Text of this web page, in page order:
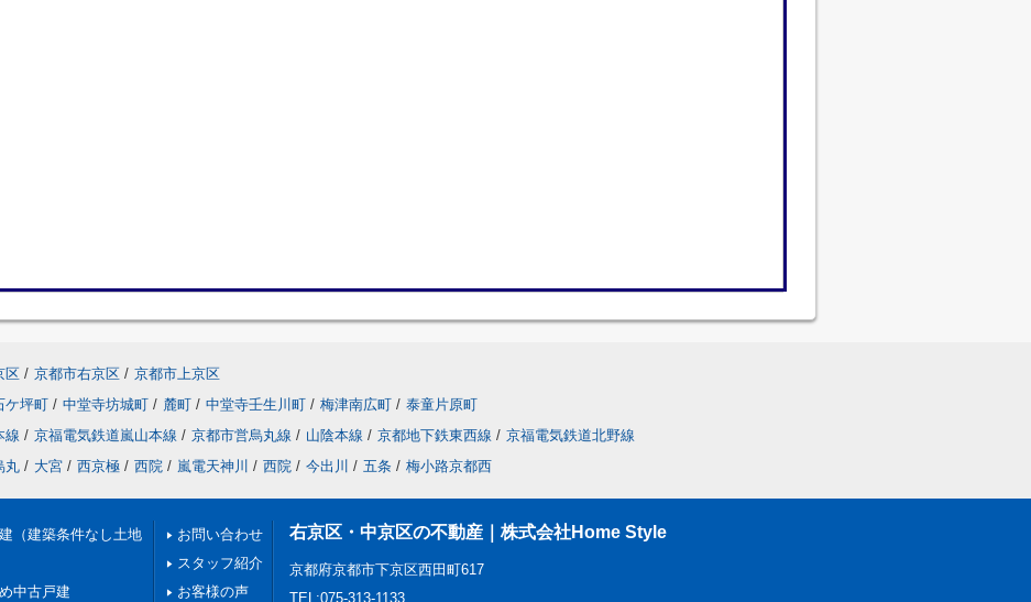
区 / 京都市右京区 / 京都市上京区
ケ坪町 / 中堂寺坊城町 / 麓町 / 中堂寺壬生川町 / 梅津南広町 / 泰童片原町
線 / 京福電気鉄道嵐山本線 / 京都市営烏丸線 / 山陰本線 / 京都地下鉄東西線 / 京福電気鉄道北野線
丸 / 大宮 / 西京極 / 西院 / 嵐電天神川 / 西院 / 今出川 / 五条 / 梅小路京都西
（建築条件なし土地
中古戸建
お問い合わせ
スタッフ紹介
お客様の声
右京区・中京区の不動産｜株式会社Home Style
京都府京都市下京区西田町617
TEL:075-313-1133